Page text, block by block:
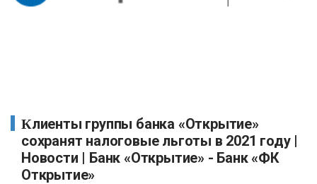
Клиенты группы банка «Открытие»
сохранят налоговые льготы в 2021 году |
Новости | Банк «Открытие» - Банк «ФК
Открытие»